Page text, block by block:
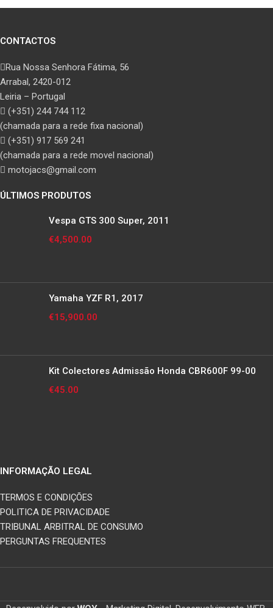
CONTACTOS
Rua Nossa Senhora Fátima, 56
Arrabal, 2420-012
Leiria – Portugal
(+351) 244 744 112
(chamada para a rede fixa nacional)
(+351) 917 569 241
(chamada para a rede movel nacional)
motojacs@gmail.com
ÚLTIMOS PRODUTOS
Vespa GTS 300 Super, 2011
€4,500.00
Yamaha YZF R1, 2017
€15,900.00
Kit Colectores Admissão Honda CBR600F 99-00
€45.00
INFORMAÇÃO LEGAL
TERMOS E CONDIÇÕES
POLITICA DE PRIVACIDADE
TRIBUNAL ARBITRAL DE CONSUMO
PERGUNTAS FREQUENTES